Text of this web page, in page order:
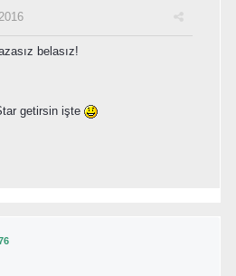
belasız!
getirsin işte